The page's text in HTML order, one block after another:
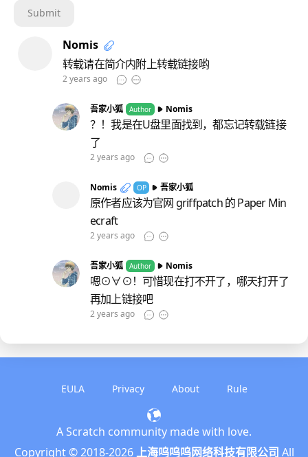
Submit
Nomis
转载请在简介内附上转载链接哟
2 years ago
吾家小狐 Author Nomis
？！我是在U盘里面找到，都忘记转载链接
了
2 years ago
Nomis OP 吾家小狐
原作者应该为官网 griffpatch 的 Paper Min
ecraft
2 years ago
吾家小狐 Author Nomis
嗯⊙∀⊙！可惜现在打不开了，哪天打开了
再加上链接吧
2 years ago
EULA Privacy About Rule
English
A Scratch community made with love.
Copyright © 2018-2026 上海呜呜呜网络科技有限公司 All